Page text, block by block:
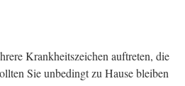
Krankheitszeichen auftreten, die
Sie unbedingt zu Hause bleiben